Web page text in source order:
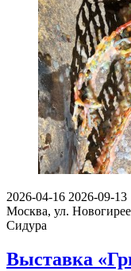
2026-04-16 2026-09-13
Москва, ул.
Сидура
Выставка